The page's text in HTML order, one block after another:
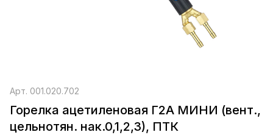
Арт. 001.020.702
Горелка ацетиленовая Г2А МИНИ (вент.,
цельнотян. нак.0,1,2,3), ПТК